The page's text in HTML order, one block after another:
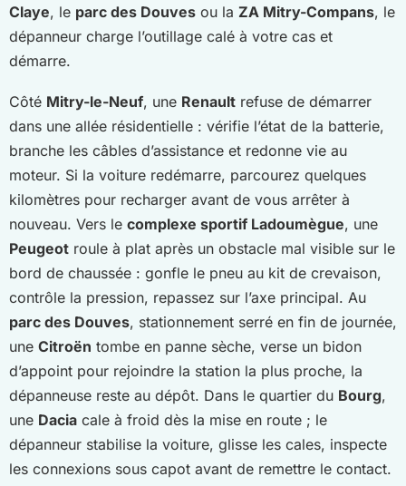
Claye, le parc des Douves ou la ZA Mitry-Compans, le
dépanneur charge l’outillage calé à votre cas et
démarre.
Côté Mitry-le-Neuf, une Renault refuse de démarrer
dans une allée résidentielle : vérifie l’état de la batterie,
branche les câbles d’assistance et redonne vie au
moteur. Si la voiture redémarre, parcourez quelques
kilomètres pour recharger avant de vous arrêter à
nouveau. Vers le complexe sportif Ladoumègue, une
Peugeot roule à plat après un obstacle mal visible sur le
bord de chaussée : gonfle le pneu au kit de crevaison,
contrôle la pression, repassez sur l’axe principal. Au
parc des Douves, stationnement serré en fin de journée,
une Citroën tombe en panne sèche, verse un bidon
d’appoint pour rejoindre la station la plus proche, la
dépanneuse reste au dépôt. Dans le quartier du Bourg,
une Dacia cale à froid dès la mise en route ; le
dépanneur stabilise la voiture, glisse les cales, inspecte
les connexions sous capot avant de remettre le contact.